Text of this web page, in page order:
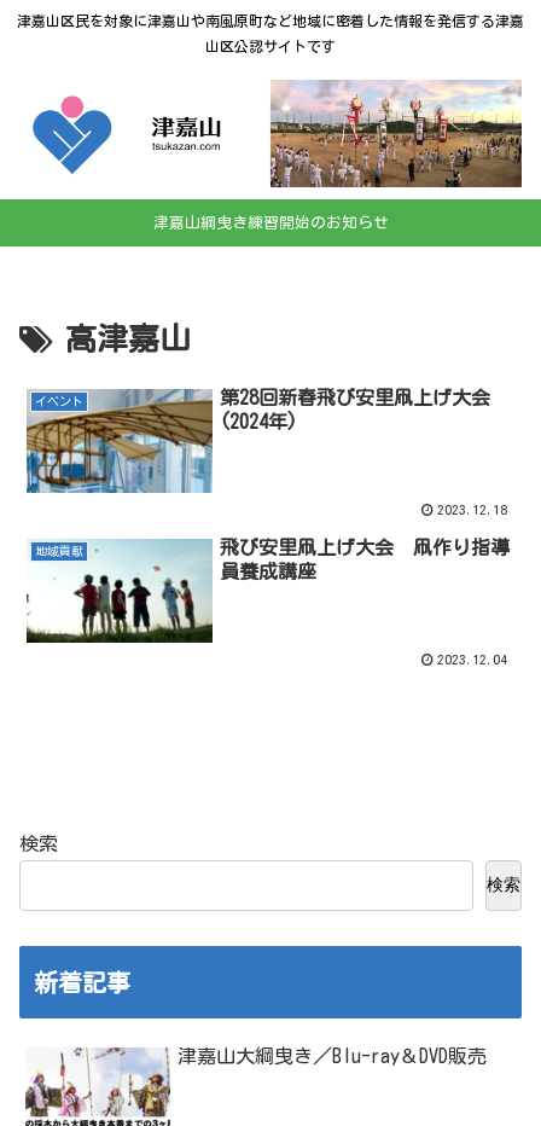
津嘉山区民を対象に津嘉山や南風原町など地域に密着した情報を発信する津嘉
山区公認サイトです
津嘉山綱曳き練習開始のお知らせ
高津嘉山
イベント
第28回新春飛び安里凧上げ大会
(2024年)
2023.12.18
地域貢献
飛び安里凧上げ大会 凧作り指導
員養成講座
2023.12.04
検索
検索
新着記事
津嘉山大綱曳き／Blu-ray＆DVD販売